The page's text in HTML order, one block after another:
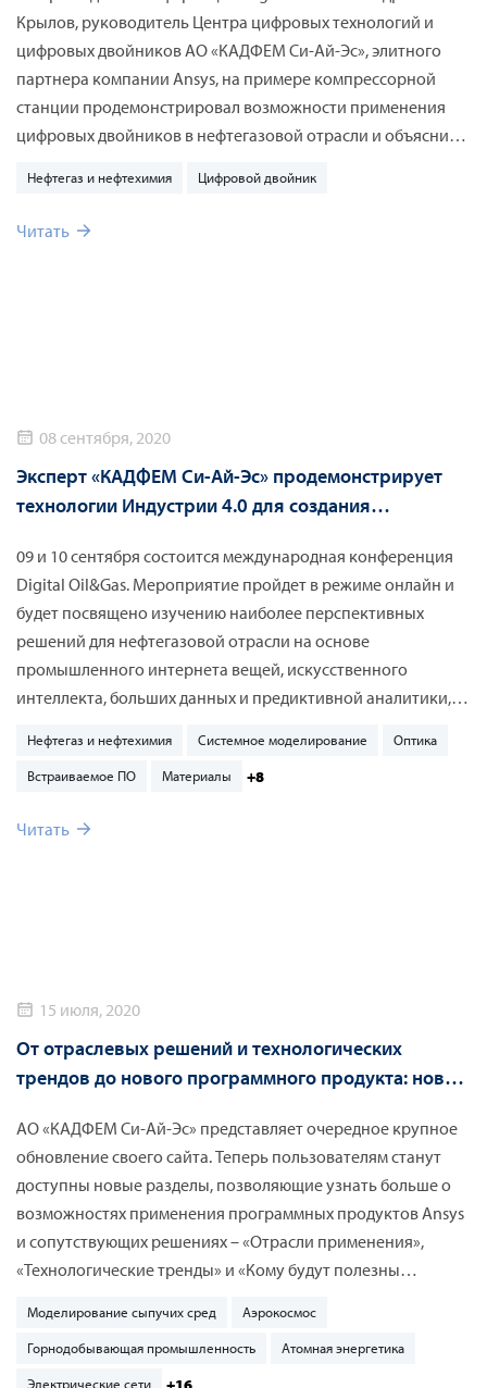
Крылов, руководитель Центра цифровых технологий и
цифровых двойников АО «КАДФЕМ Си-Ай-Эс», элитного
партнера компании Ansys, на примере компрессорной
станции продемонстрировал возможности применения
цифровых двойников в нефтегазовой отрасли и объяснил,
производственным объектом.
Нефтегаз и нефтехимия Цифровой двойник
Читать
08 сентября, 2020
Эксперт «КАДФЕМ Си-Ай-Эс» продемонстрирует
технологии Индустрии 4.0 для создания
конференции Digital Oil&Gas
09 и 10 сентября состоится международная конференция
Digital Oil&Gas. Мероприятие пройдет в режиме онлайн и
будет посвящено изучению наиболее перспективных
решений для нефтегазовой отрасли на основе
промышленного интернета вещей, искусственного
интеллекта, больших данных и предиктивной аналитики,
других технологий.
Нефтегаз и нефтехимия Системное моделирование Оптика
Встраиваемое ПО Материалы +8
Читать
15 июля, 2020
От отраслевых решений и технологических
трендов до нового программного продукта: новые
АО «КАДФЕМ Си-Ай-Эс» представляет очередное крупное
обновление своего сайта. Теперь пользователям станут
доступны новые разделы, позволяющие узнать больше о
возможностях применения программных продуктов Ansys
и сопутствующих решениях – «Отрасли применения»,
«Технологические тренды» и «Кому будут полезны
полностью посвящен Particleworks – новому бессеточному
CAE-решателю для выполнения сложных расчетов течения
жидкости, который недавно стал доступен в портфолио
Моделирование сыпучих сред Аэрокосмос
Горнодобывающая промышленность Атомная энергетика
Электрические сети